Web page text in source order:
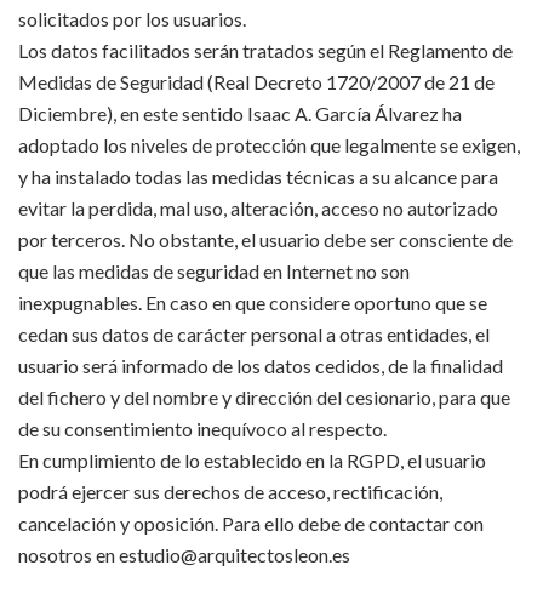
solicitados por los usuarios.
Los datos facilitados serán tratados según el Reglamento de
Medidas de Seguridad (Real Decreto 1720/2007 de 21 de
Diciembre), en este sentido Isaac A. García Álvarez ha
adoptado los niveles de protección que legalmente se exigen,
y ha instalado todas las medidas técnicas a su alcance para
evitar la perdida, mal uso, alteración, acceso no autorizado
por terceros. No obstante, el usuario debe ser consciente de
que las medidas de seguridad en Internet no son
inexpugnables. En caso en que considere oportuno que se
cedan sus datos de carácter personal a otras entidades, el
usuario será informado de los datos cedidos, de la finalidad
del fichero y del nombre y dirección del cesionario, para que
de su consentimiento inequívoco al respecto.
En cumplimiento de lo establecido en la RGPD, el usuario
podrá ejercer sus derechos de acceso, rectificación,
cancelación y oposición. Para ello debe de contactar con
nosotros en estudio@arquitectosleon.es